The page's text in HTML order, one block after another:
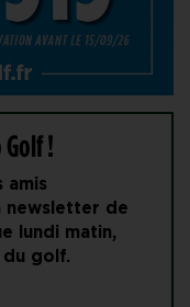
!
amis
newsletter de
lundi matin,
golf.